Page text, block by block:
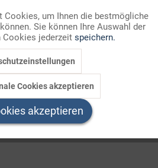
Schule behandeln und zwar in der
einige Hindernisse
Linie wäre die für die Schülerinnen
Inaktiv
Inaktiv
Cookies, um Ihnen die bestmögliche
Sie können Ihre Auswahl der
Cookies jederzeit speichern.
Cookies akzeptieren
akzeptieren